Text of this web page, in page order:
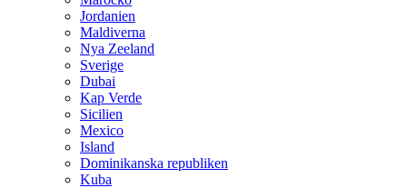
Jordanien
Maldiverna
Nya Zeeland
Sverige
Dubai
Kap Verde
Sicilien
Mexico
Island
Dominikanska republiken
Kuba